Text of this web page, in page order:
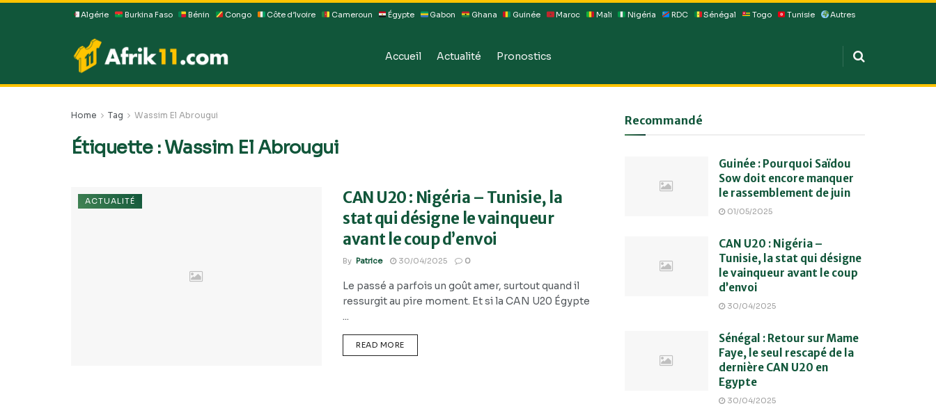
Algérie Burkina Faso Bénin Congo Côte d’Ivoire Cameroun Égypte Gabon Ghana Guinée Maroc Mali Nigéria RDC Sénégal Togo Tunisie Autres
Accueil Actualité Pronostics
Home Tag Wassim El Abrougui
Étiquette :Wassim El Abrougui
ACTUALITÉ
CAN U20 : Nigéria – Tunisie, la
stat qui désigne le vainqueur
avant le coup d’envoi
By Patrice 30/04/2025 0
Le passé a parfois un goût amer, surtout quand il
ressurgit au pire moment. Et si la CAN U20 Égypte
...
READ MORE
Recommandé
Guinée : Pourquoi Saïdou
Sow doit encore manquer
le rassemblement de juin
01/05/2025
CAN U20 : Nigéria –
Tunisie, la stat qui désigne
le vainqueur avant le coup
d’envoi
30/04/2025
Sénégal : Retour sur Mame
Faye, le seul rescapé de la
dernière CAN U20 en
Egypte
30/04/2025